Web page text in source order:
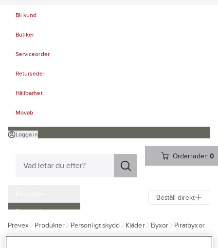
Bli kund
Butiker
Serviceorder
Retursedel
Hållbarhet
Movab
Logga in
Orderrader:0
Kampanjer
Outlet
Beställ direkt
Prevex Produkter Personligt skydd Kläder Byxor Piratbyxor